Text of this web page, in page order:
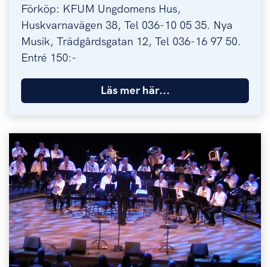
Förköp: KFUM Ungdomens Hus,
Huskvarnavägen 38, Tel 036-10 05 35. Nya
Musik, Trädgårdsgatan 12, Tel 036-16 97 50.
Entré 150:-
Läs mer här...